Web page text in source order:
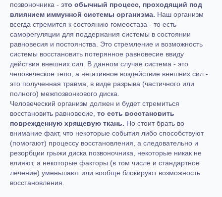
позвоночника - это обычный процесс, проходящий под
влиянием иммунной системы организма. Наш организм
всегда стремится к состоянию гомеостаза - то есть
саморегуляции для поддержания системы в состоянии
равновесия и постоянства. Это стремление и возможность
системы восстановить потерянное равновесие ввиду
действия внешних сил. В данном случае система - это
человеческое тело, а негативное воздействие внешних сил -
это полученная травма, в виде разрыва (частичного или
полного) межпозвонкового диска.
Человеческий организм должен и будет стремиться
восстановить равновесие, то есть восстановить
поврежденную хрящевую ткань. Но стоит брать во
внимание факт, что некоторые события либо способствуют
(помогают) процессу восстановления, а следовательно и
резорбции грыжи диска позвоночника, некоторые никак не
влияют, а некоторые факторы (в том числе и стандартное
лечение) уменьшают или вообще блокируют возможность
восстановления.